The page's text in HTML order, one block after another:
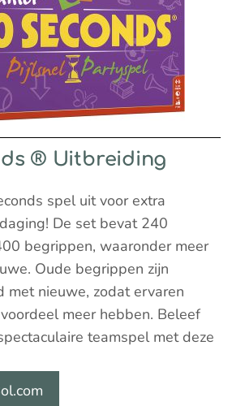
® Uitbreiding
spel uit voor extra
De set bevat 240
begrippen, waaronder meer
Oude begrippen zijn
met nieuwe, zodat ervaren
meer hebben. Beleef
teamspel met deze